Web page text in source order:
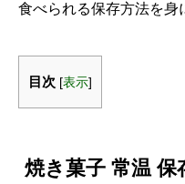
食べられる保存方法を身
目次 [表示]
焼き菓子 常温 保